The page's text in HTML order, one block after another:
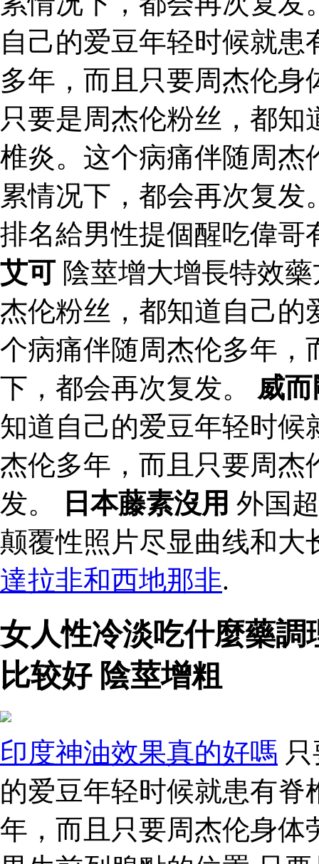
自己的爱豆年轻时候就
多年，而且只要周杰伦
只要是周杰伦粉丝，都
椎炎。这个病痛伴随周杰
累情况下，都会再次复发
排名給男性提個醒吃偉
艾可陰莖增大增長特效
杰伦粉丝，都知道自己的
个病痛伴随周杰伦多年，
下，都会再次复发。 威
知道自己的爱豆年轻时候
杰伦多年，而且只要周杰
发。
日本藤素沒用 外国
颠覆性照片尽显曲线和
達拉非和西地那非.
女人性冷淡吃什麼藥
比较好 陰莖增粗
印度神油效果真的好嗎
的爱豆年轻时候就患有
年，而且只要周杰伦身体